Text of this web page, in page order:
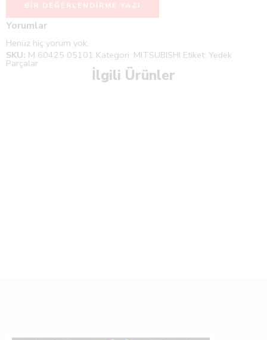
BIR DEĞERLENDIRME YAZI
Yorumlar
Henüz hiç yorum yok.
SKU: M 60425 05101 Kategori: MITSUBISHI Etiket: Yedek
Parçalar
İlgili Ürünler